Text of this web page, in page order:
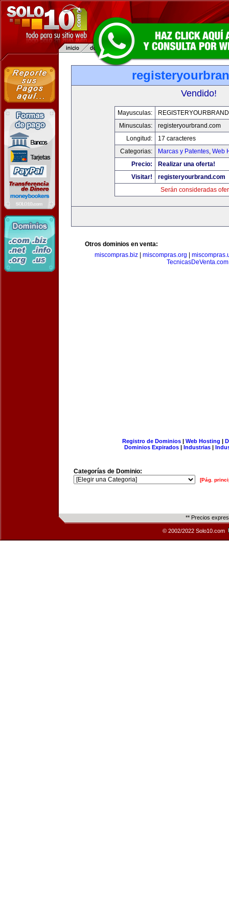
Vendido!
Mayusculas:
Minusculas:
registeryourbrand.com
Longitud:
17 caracteres
Categorias:
Marcas y Patentes, Web
Precio:
Realizar una oferta!
Visitar!
registeryourbrand.com
Serán consideradas
Otros dominios en venta:
miscompras.biz| miscompras.org
TecnicasDeVenta.com
Registro de Dominios| Web Hosting |
Dominios Expirados | Industrias |
Categorías de Dominio:
[Pág.
** Precios
© 2002/2022 Solo10.com